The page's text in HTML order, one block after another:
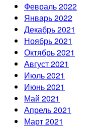
Февраль 2022
Январь 2022
Декабрь 2021
Ноябрь 2021
Октябрь 2021
Август 2021
Июль 2021
Июнь 2021
Май 2021
Апрель 2021
Март 2021